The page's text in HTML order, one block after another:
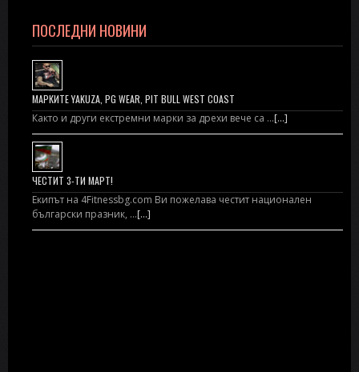
ПОСЛЕДНИ НОВИНИ
МАРКИТЕ YAKUZA, PG WEAR, PIT BULL WEST COAST
Както и други екстремни марки за дрехи вече са …[...]
ЧЕСТИТ 3-ТИ МАРТ!
Екипът на 4Fitnessbg.com Ви пожелава честит национален
български празник, …[...]